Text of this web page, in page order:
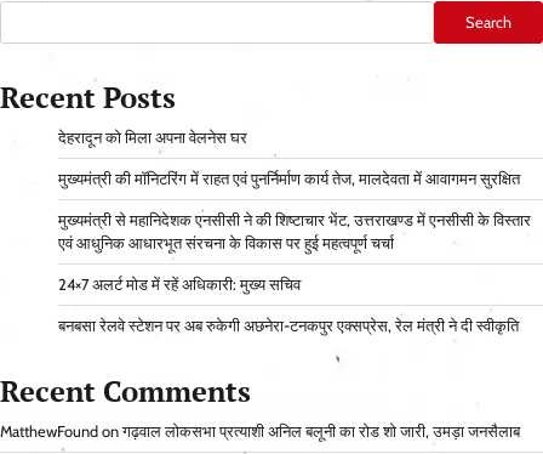
Search
Recent Posts
देहरादून को मिला अपना वेलनेस घर
मुख्यमंत्री की मॉनिटरिंग में राहत एवं पुनर्निर्माण कार्य तेज, मालदेवता में आवागमन सुरक्षित
मुख्यमंत्री से महानिदेशक एनसीसी ने की शिष्टाचार भेंट, उत्तराखण्ड में एनसीसी के विस्तार
एवं आधुनिक आधारभूत संरचना के विकास पर हुई महत्वपूर्ण चर्चा
24×7 अलर्ट मोड में रहें अधिकारी: मुख्य सचिव
बनबसा रेलवे स्टेशन पर अब रुकेगी अछनेरा-टनकपुर एक्सप्रेस, रेल मंत्री ने दी स्वीकृति
Recent Comments
MatthewFound onगढ़वाल लोकसभा प्रत्याशी अनिल बलूनी का रोड शो जारी, उमड़ा जनसैलाब